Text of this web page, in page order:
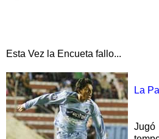
Esta Vez la Encueta fallo...
La